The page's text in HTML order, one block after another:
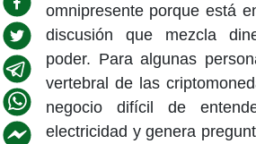
omnipresente porque está
discusión que mezcla
poder. Para algunas
vertebral de las
negocio difícil de
electricidad y genera